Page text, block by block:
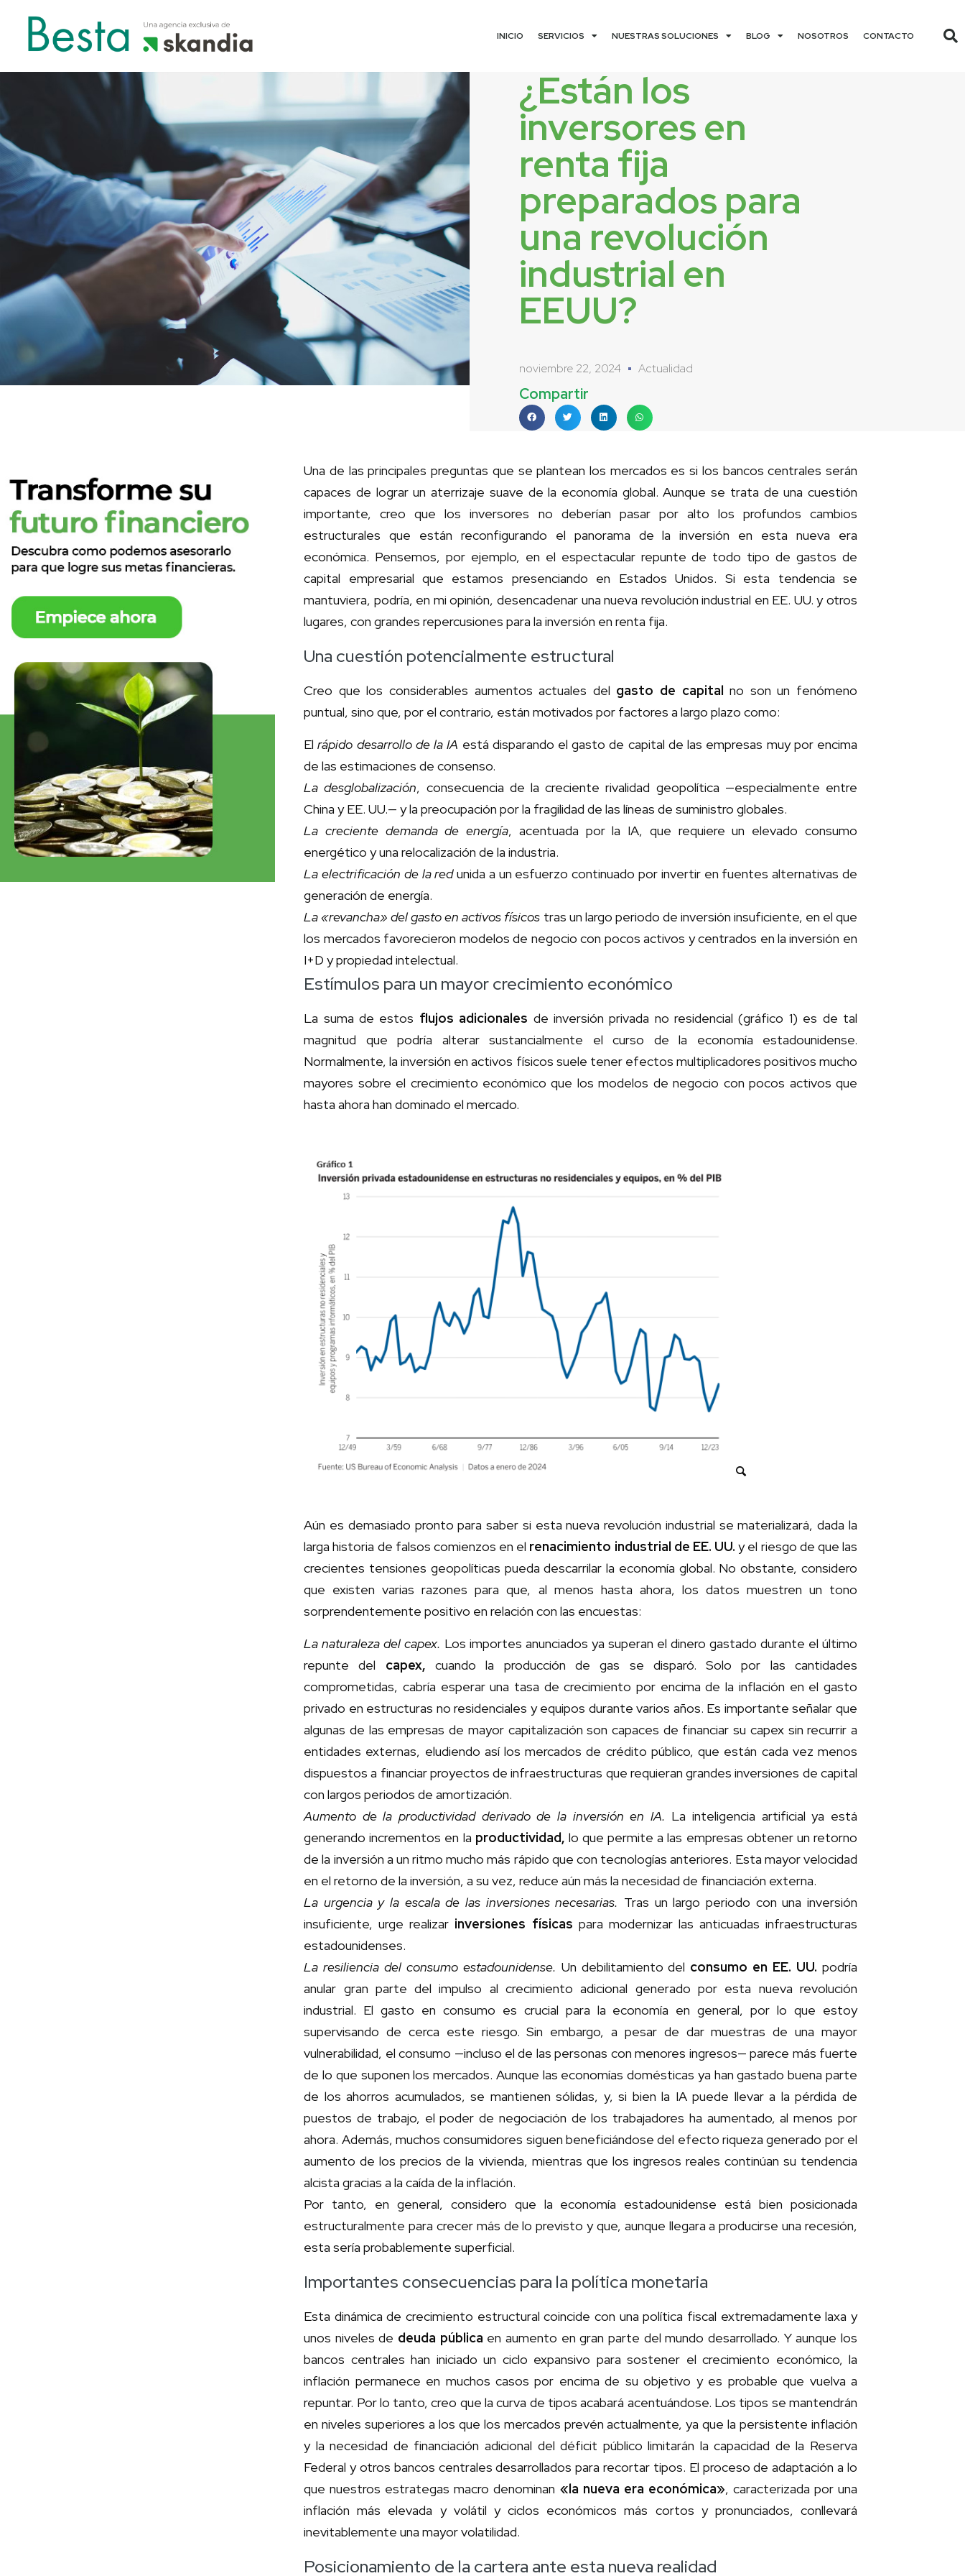
INICIO SERVICIOS NUESTRAS SOLUCIONES BLOG NOSOTROS CONTACTO
¿Están los
inversores en
renta fija
preparados para
una revolución
industrial en
EEUU?
noviembre 22, 2024 Actualidad
Compartir
Una de las principales preguntas que se plantean los mercados es si los bancos centrales serán
capaces de lograr un aterrizaje suave de la economía global. Aunque se trata de una cuestión
importante, creo que los inversores no deberían pasar por alto los profundos cambios
estructurales que están reconfigurando el panorama de la inversión en esta nueva era
económica. Pensemos, por ejemplo, en el espectacular repunte de todo tipo de gastos de
capital empresarial que estamos presenciando en Estados Unidos. Si esta tendencia se
mantuviera, podría, en mi opinión, desencadenar una nueva revolución industrial en EE. UU. y otros
lugares, con grandes repercusiones para la inversión en renta fija.
Una cuestión potencialmente estructural
Creo que los considerables aumentos actuales del gasto de capital no son un fenómeno
puntual, sino que, por el contrario, están motivados por factores a largo plazo como:
Elrápido desarrollo de la IA está disparando el gasto de capital de las empresas muy por encima
de las estimaciones de consenso.
La desglobalización, consecuencia de la creciente rivalidad geopolítica —especialmente entre
China y EE. UU.— y la preocupación por la fragilidad de las líneas de suministro globales.
La creciente demanda de energía, acentuada por la IA, que requiere un elevado consumo
energético y una relocalización de la industria.
La electrificación de la redunida a un esfuerzo continuado por invertir en fuentes alternativas de
generación de energía.
La «revancha» del gasto en activos físicos tras un largo periodo de inversión insuficiente, en el que
los mercados favorecieron modelos de negocio con pocos activos y centrados en la inversión en
I+D y propiedad intelectual.
Estímulos para un mayor crecimiento económico
La suma de estos flujos adicionales de inversión privada no residencial (gráfico 1) es de tal
magnitud que podría alterar sustancialmente el curso de la economía estadounidense.
Normalmente, la inversión en activos físicos suele tener efectos multiplicadores positivos mucho
mayores sobre el crecimiento económico que los modelos de negocio con pocos activos que
hasta ahora han dominado el mercado.
Aún es demasiado pronto para saber si esta nueva revolución industrial se materializará, dada la
larga historia de falsos comienzos en el renacimiento industrial de EE. UU. y el riesgo de que las
crecientes tensiones geopolíticas pueda descarrilar la economía global. No obstante, considero
que existen varias razones para que, al menos hasta ahora, los datos muestren un tono
sorprendentemente positivo en relación con las encuestas:
La naturaleza del capex. Los importes anunciados ya superan el dinero gastado durante el último
repunte del capex,cuando la producción de gas se disparó. Solo por las cantidades
comprometidas, cabría esperar una tasa de crecimiento por encima de la inflación en el gasto
privado en estructuras no residenciales y equipos durante varios años. Es importante señalar que
algunas de las empresas de mayor capitalización son capaces de financiar su capex sin recurrir a
entidades externas, eludiendo así los mercados de crédito público, que están cada vez menos
dispuestos a financiar proyectos de infraestructuras que requieran grandes inversiones de capital
con largos periodos de amortización.
Aumento de la productividad derivado de la inversión en IA. La inteligencia artificial ya está
generando incrementos en la productividad, lo que permite a las empresas obtener un retorno
de la inversión a un ritmo mucho más rápido que con tecnologías anteriores. Esta mayor velocidad
en el retorno de la inversión, a su vez, reduce aún más la necesidad de financiación externa.
La urgencia y la escala de las inversiones necesarias. Tras un largo periodo con una inversión
insuficiente, urge realizar inversiones físicas para modernizar las anticuadas infraestructuras
estadounidenses.
La resiliencia del consumo estadounidense. Un debilitamiento del consumo en EE. UU. podría
anular gran parte del impulso al crecimiento adicional generado por esta nueva revolución
industrial. El gasto en consumo es crucial para la economía en general, por lo que estoy
supervisando de cerca este riesgo. Sin embargo, a pesar de dar muestras de una mayor
vulnerabilidad, el consumo —incluso el de las personas con menores ingresos— parece más fuerte
de lo que suponen los mercados. Aunque las economías domésticas ya han gastado buena parte
de los ahorros acumulados, se mantienen sólidas, y, si bien la IA puede llevar a la pérdida de
puestos de trabajo, el poder de negociación de los trabajadores ha aumentado, al menos por
ahora. Además, muchos consumidores siguen beneficiándose del efecto riqueza generado por el
aumento de los precios de la vivienda, mientras que los ingresos reales continúan su tendencia
alcista gracias a la caída de la inflación.
Por tanto, en general, considero que la economía estadounidense está bien posicionada
estructuralmente para crecer más de lo previsto y que, aunque llegara a producirse una recesión,
esta sería probablemente superficial.
Importantes consecuencias para la política monetaria
Esta dinámica de crecimiento estructural coincide con una política fiscal extremadamente laxa y
unos niveles de deuda pública en aumento en gran parte del mundo desarrollado. Y aunque los
bancos centrales han iniciado un ciclo expansivo para sostener el crecimiento económico, la
inflación permanece en muchos casos por encima de su objetivo y es probable que vuelva a
repuntar. Por lo tanto, creo que la curva de tipos acabará acentuándose. Los tipos se mantendrán
en niveles superiores a los que los mercados prevén actualmente, ya que la persistente inflación
y la necesidad de financiación adicional del déficit público limitarán la capacidad de la Reserva
Federal y otros bancos centrales desarrollados para recortar tipos. El proceso de adaptación a lo
que nuestros estrategas macro denominan «la nueva era económica», caracterizada por una
inflación más elevada y volátil y ciclos económicos más cortos y pronunciados, conllevará
inevitablemente una mayor volatilidad.
Posicionamiento de la cartera ante esta nueva realidad